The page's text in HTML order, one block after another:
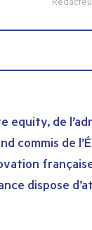
equity, de
commis de
dispose